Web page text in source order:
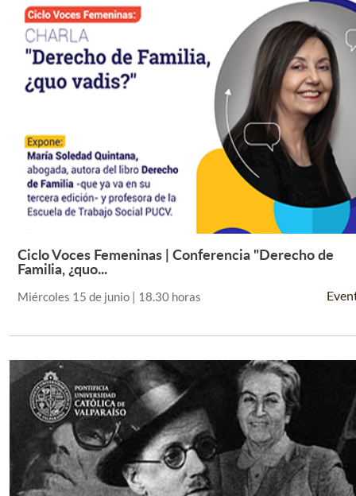
Leer Más +
Ciclo Voces Femeninas | Conferencia "Derecho de
Familia, ¿quo...
Miércoles 15 de junio | 18.30 horas